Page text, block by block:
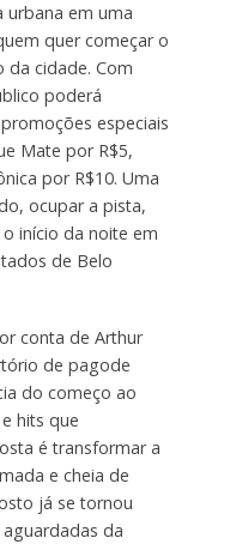
urbana em uma
quer começar o
da cidade. Com
poderá
especiais
Mate por R$5,
por R$10. Uma
ocupar a pista,
início da noite em
de Belo
conta de Arthur
de pagode
do começo ao
hits que
é transformar a
e cheia de
já se tornou
da